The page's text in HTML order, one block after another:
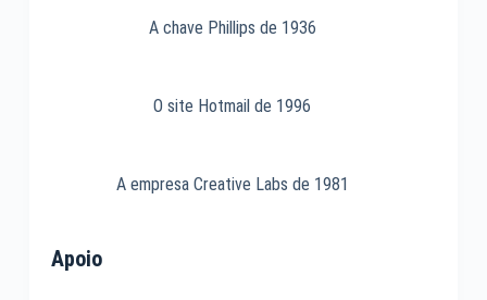
A chave Phillips de 1936
O site Hotmail de 1996
A empresa Creative Labs de 1981
Apoio